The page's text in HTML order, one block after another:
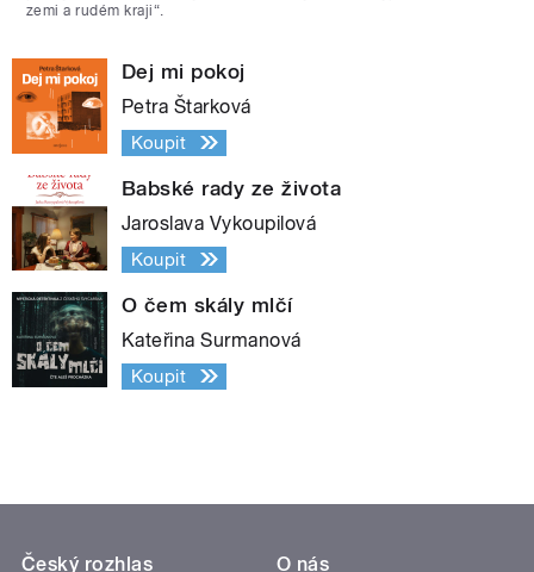
zemi a rudém kraji“.
Dej mi pokoj
Petra Štarková
Koupit
Babské rady ze života
Jaroslava Vykoupilová
Koupit
O čem skály mlčí
Kateřina Surmanová
Koupit
Český rozhlas
O nás